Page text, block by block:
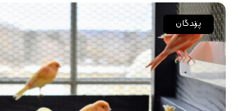
پرندگان